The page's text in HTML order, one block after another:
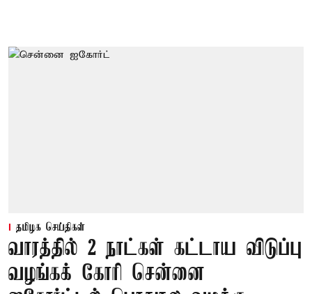
தமிழக செய்திகள்
வாரத்தில் 2 நாட்கள் கட்டாய விடுப்பு
வழங்கக் கோரி சென்னை